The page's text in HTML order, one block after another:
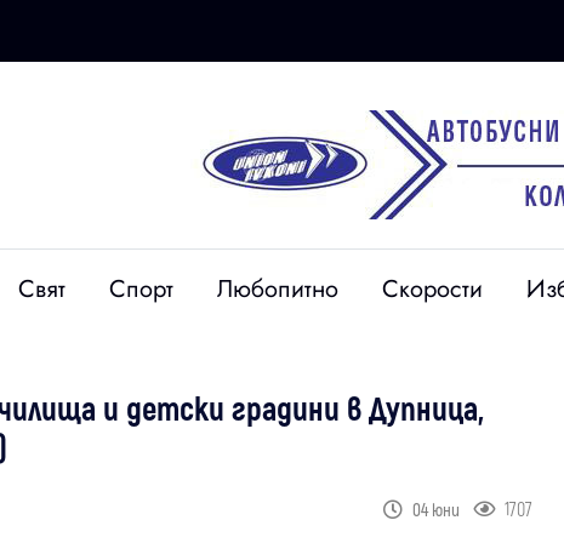
Свят Спорт Любопитно Скорости
и детски градини в Дупница,
04 юни 1707